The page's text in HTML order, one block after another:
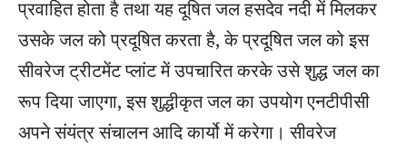
प्रवाहित होता है तथा यह दूषित जल हसदेव नदी में मिलकर
उसके जल को प्रदूषित करता है, के प्रदूषित जल को इस
सीवरेज ट्रीटमेंट प्लांट में उपचारित करके उसे शुद्ध जल का
रूप दिया जाएगा, इस शुद्धीकृत जल का उपयोग एनटीपीसी
अपने संयंत्र संचालन आदि कार्यो में करेगा। सीवरेज